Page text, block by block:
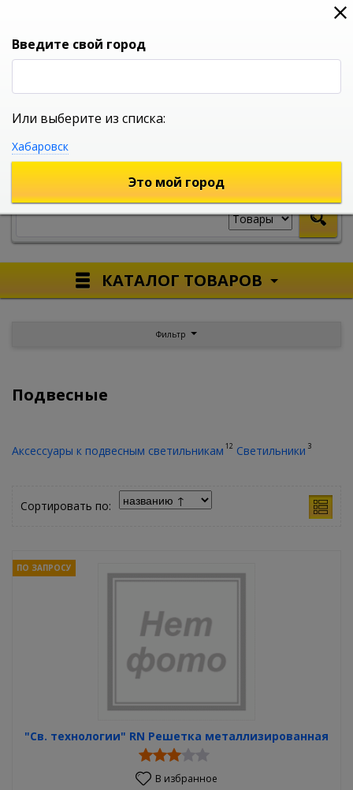
0
УНИВЕРСАЛЬНЫЙ ИНТЕРНЕТ МАГАЗИН
КАТАЛОГ ТОВАРОВ
Фильтр
Подвесные
Аксессуары к подвесным светильникам 12 Светильники 3
Сортировать по:
"Св. технологии" RN Решетка металлизированная
ПО ЗАПРОСУ
В избранное
Введите свой город
Или выберите из списка:
Хабаровск
Это мой город